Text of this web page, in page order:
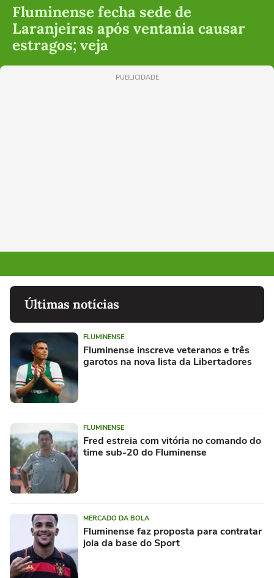
Fluminense fecha sede de
Laranjeiras após ventania causar
estragos; veja
PUBLICIDADE
Últimas notícias
FLUMINENSE
Fluminense inscreve veteranos e três
garotos na nova lista da Libertadores
FLUMINENSE
Fred estreia com vitória no comando do
time sub-20 do Fluminense
MERCADO DA BOLA
Fluminense faz proposta para contratar
joia da base do Sport